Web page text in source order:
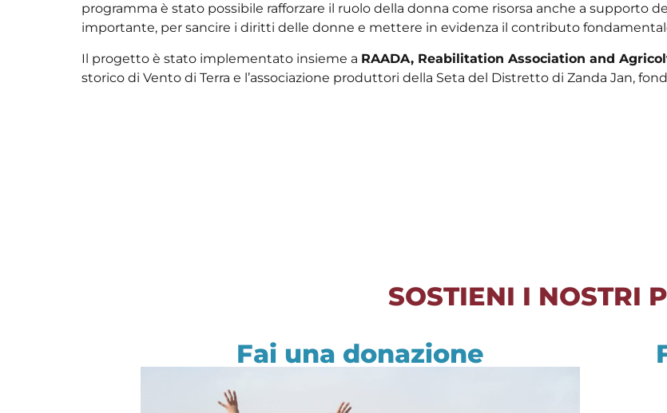
programma è stato possibile rafforzare il ruolo della donna come risorsa anche a supporto
importante, per sancire i diritti delle donne e mettere in evidenza il contributo
Il progetto è stato implementato insieme a RAADA, Reabilitation Association and
storico di Vento di Terra e l’associazione produttori della Seta del Distretto di Zanda Jan,
SOSTIENI I NOSTRI
Fai una donazione